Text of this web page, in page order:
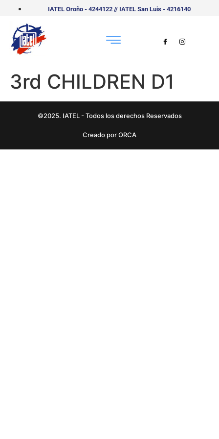
IATEL Oroño - 4244122 // IATEL San Luis - 4216140
3rd CHILDREN D1
©2025. IATEL - Todos los derechos Reservados
Creado por ORCA